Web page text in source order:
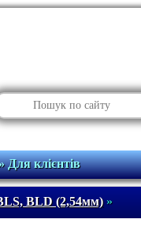
Для клієнтів
BLD (2,54мм)»